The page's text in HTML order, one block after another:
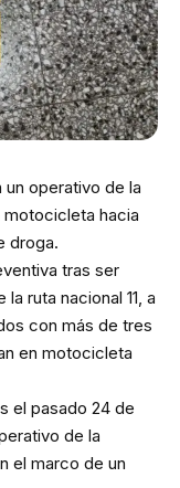
operativo de la
motocicleta hacia
droga.
tras ser
ruta nacional 11, a
con más de tres
en motocicleta
el pasado 24 de
de la
el marco de un